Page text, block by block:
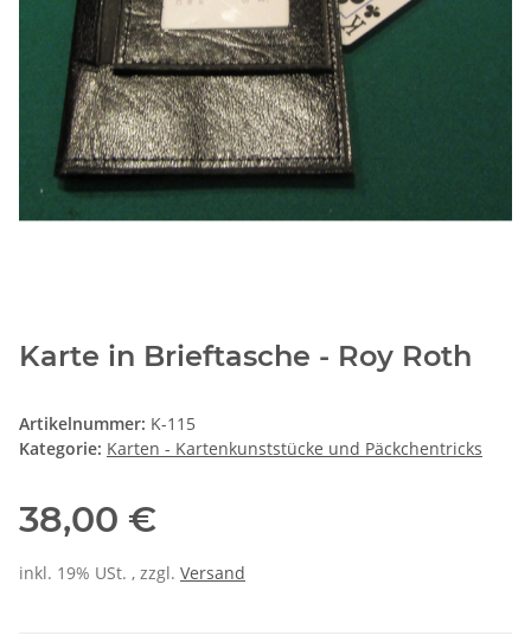
Karte in Brieftasche - Roy Roth
Artikelnummer: K-115
Kategorie: Karten - Kartenkunststücke und Päckchentricks
38,00 €
inkl. 19% USt. , zzgl. Versand